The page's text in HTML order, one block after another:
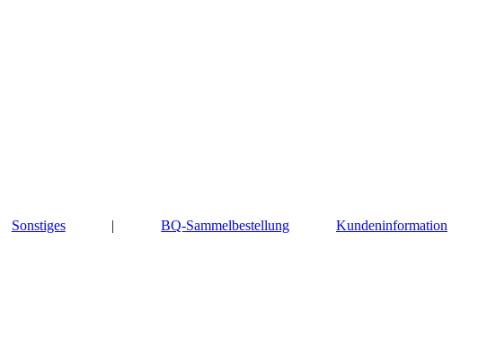
Sonstiges | BQ-Sammelbestellung Kundeninformation